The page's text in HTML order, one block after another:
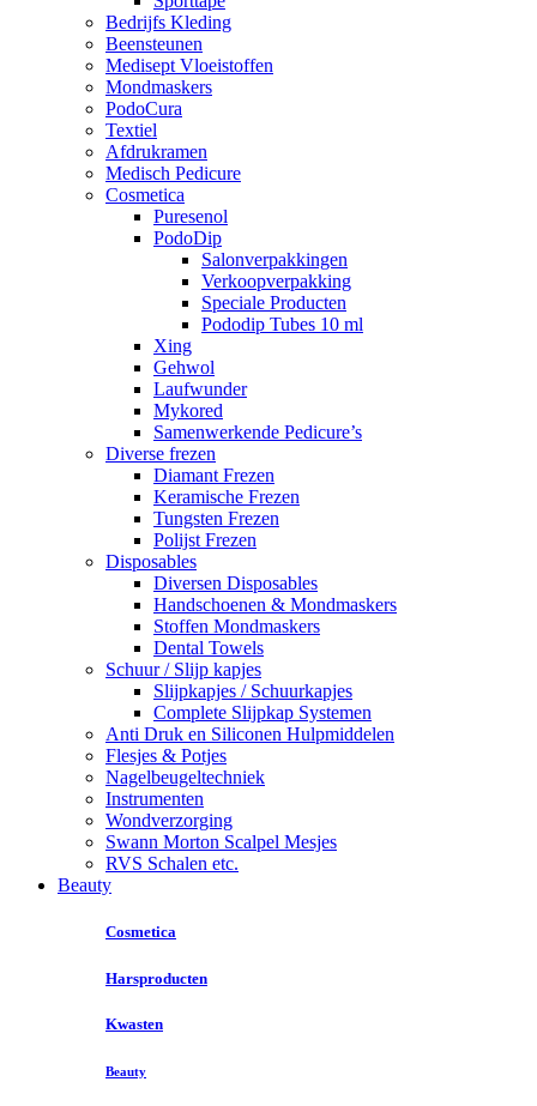
Bedrijfs Kleding
Beensteunen
Medisept Vloeistoffen
Mondmaskers
PodoCura
Textiel
Afdrukramen
Medisch Pedicure
Cosmetica
Puresenol
PodoDip
Salonverpakkingen
Verkoopverpakking
Speciale Producten
Pododip Tubes 10 ml
Xing
Gehwol
Laufwunder
Mykored
Samenwerkende Pedicure’s
Diverse frezen
Diamant Frezen
Keramische Frezen
Tungsten Frezen
Polijst Frezen
Disposables
Diversen Disposables
Handschoenen & Mondmaskers
Stoffen Mondmaskers
Dental Towels
Schuur / Slijp kapjes
Slijpkapjes / Schuurkapjes
Complete Slijpkap Systemen
Anti Druk en Siliconen Hulpmiddelen
Flesjes & Potjes
Nagelbeugeltechniek
Instrumenten
Wondverzorging
Swann Morton Scalpel Mesjes
RVS Schalen etc.
Beauty
Cosmetica
Harsproducten
Kwasten
Beauty